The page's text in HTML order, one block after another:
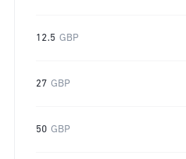
12.5 GBP
27 GBP
50 GBP